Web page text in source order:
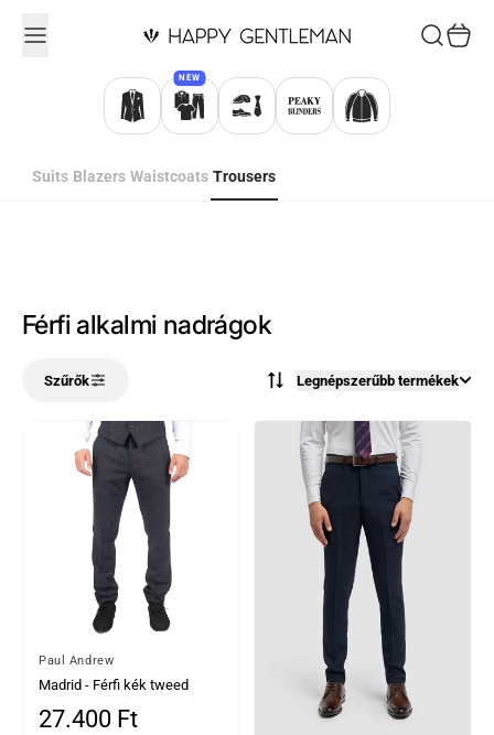
Keresés
Kosár
NEW
Suits Blazers Waistcoats Trousers
Férfi alkalmi nadrágok
Szűrők Legnépszerűbb termékek
Által
Paul Andrew
Madrid - Férfi kék tweed
nadrág
Normál ár
27.400 Ft